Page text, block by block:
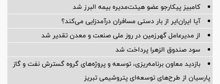
کامبیز پیکارجو عضو هیئت‌مدیره بيمه البرز شد
آیا ایران‌ایر از بار دستی مسافران درآمدزایی می‌کند؟
از مدیرعامل گهرزمین در روز ملی صنعت و معدن تقدیر شد
سود صندوق الزهرا پرداخت شد
بازدید معاون برنامه‌ریزی، توسعه و پروژه‌های گروه گسترش نفت و گاز
پارسیان از طرح‌های توسعه‌ای پتروشیمی تبریز